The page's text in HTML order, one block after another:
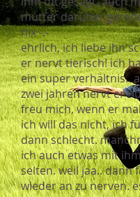
mutter darüber
nix -.-
ehrlich, ich liebe ihn
er nervt tierisch! ich
ein super verhältnis..
zwei jahren nervt er
freu mich, wenn er
ich will das nicht, ich
dann schlecht.
ich auch etwas mit
selten. weil jaa.. dann
wieder an zu nerven.